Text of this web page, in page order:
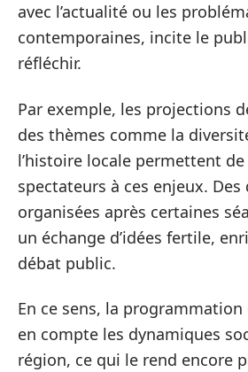
avec l’actualité ou les
contemporaines, incite le
réfléchir.
Par exemple, les projections
des thèmes comme la
l’histoire locale permettent
spectateurs à ces enjeux. Des
organisées après certaines
un échange d’idées fertile,
débat public.
En ce sens, la
en compte les dynamiques
région, ce qui le rend encore